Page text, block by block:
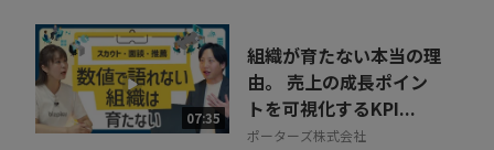
07:35
組織が育たない本当の理
由。 売上の成長ポイン
トを可視化するKPI...
ポーターズ株式会社